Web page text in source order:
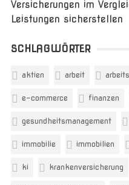
Versicherungen im
Leistungen sicherstellen
SCHLAGWÖRTER
aktien arbeit
e-commerce finanzen
gesundheitsmanagement
immobilie immobilien
ki krankenversicherung